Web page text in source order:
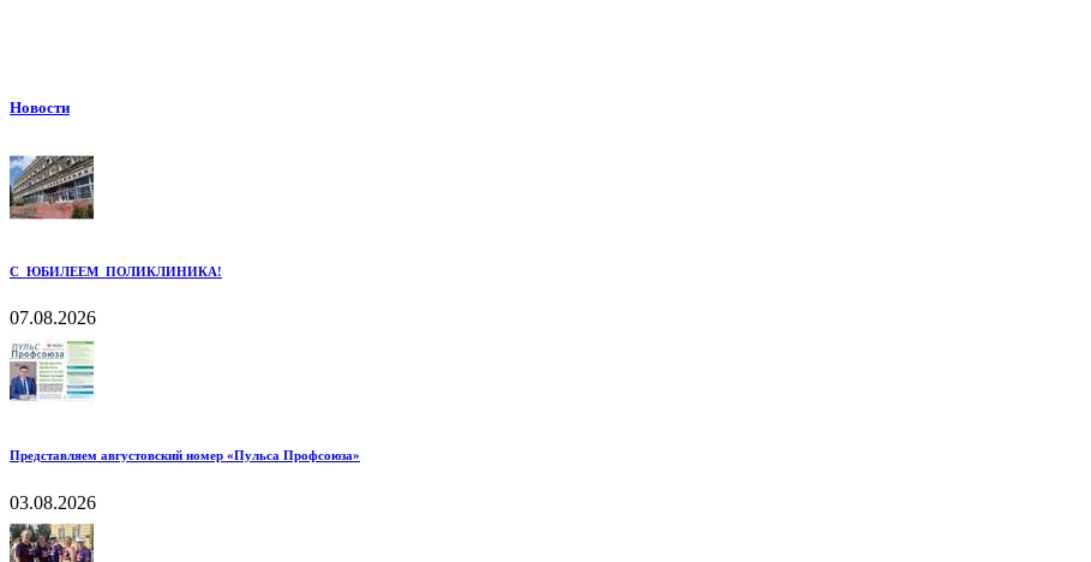
Новости
С ЮБИЛЕЕМ ПОЛИКЛИНИКА!
07.08.2026
Представляем августовский номер «Пульса Профсоюза»
03.08.2026